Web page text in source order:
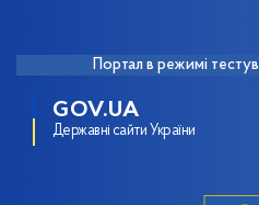
Портал в режимі
GOV.UA
Державні сайти України